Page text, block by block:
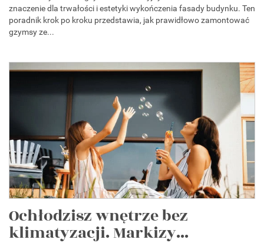
znaczenie dla trwałości i estetyki wykończenia fasady budynku. Ten
poradnik krok po kroku przedstawia, jak prawidłowo zamontować
gzymsy ze...
Ochłodzisz wnętrze bez
klimatyzacji. Markizy...